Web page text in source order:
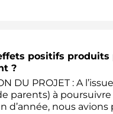
positifs
?
DU PROJET : A
parents) à
d’année, nous